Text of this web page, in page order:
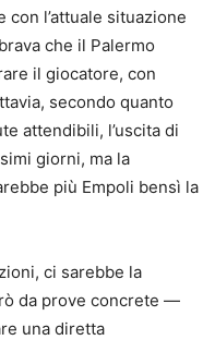
con l’attuale situazione
che il Palermo
il giocatore, con
secondo quanto
attendibili, l’uscita di
giorni, ma la
più Empoli bensì la
ci sarebbe la
da prove concrete —
una diretta